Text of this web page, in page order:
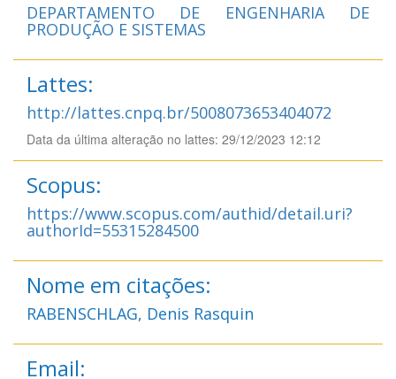
DEPARTAMENTO DE ENGENHARIA DE
PRODUÇÃO E SISTEMAS
Lattes:
http://lattes.cnpq.br/5008073653404072
Data da última alteração no lattes: 29/12/2023 12:12
Scopus:
https://www.scopus.com/authid/detail.uri?
authorId=55315284500
Nome em citações:
RABENSCHLAG, Denis Rasquin
Email: